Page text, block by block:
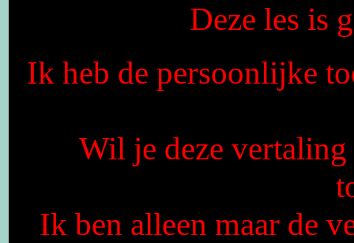
Deze les is
Ik heb de persoonlijke
Wil je deze
Ik ben alleen maar de